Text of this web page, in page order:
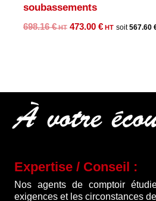
soubassements
698.16€
Le
473.00 €
Le
567.60
À votre
Expertise / Conseil :
Nos agents de comptoir
exigences et les circonstances